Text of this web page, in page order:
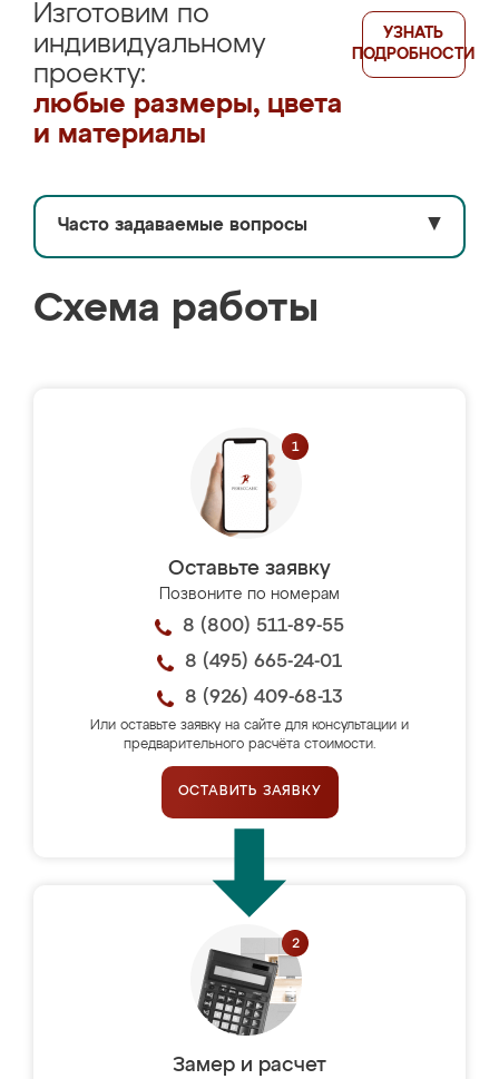
Изготовим по
индивидуальному
проекту:
любые размеры, цвета
и материалы
УЗНАТЬ
ПОДРОБНОСТИ
Часто задаваемые вопросы ▼
Схема работы
Оставьте заявку
Позвоните по номерам
8 (800) 511-89-55
8 (495) 665-24-01
8 (926) 409-68-13
Или оставьте заявку на сайте для консультации и
предварительного расчёта стоимости.
ОСТАВИТЬ ЗАЯВКУ
Замер и расчет